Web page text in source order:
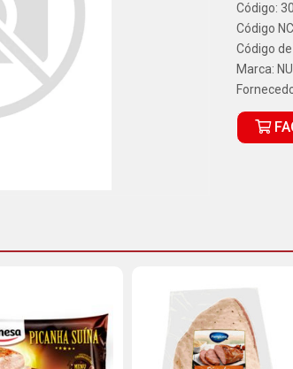
Código:
Código
Código
Marca: